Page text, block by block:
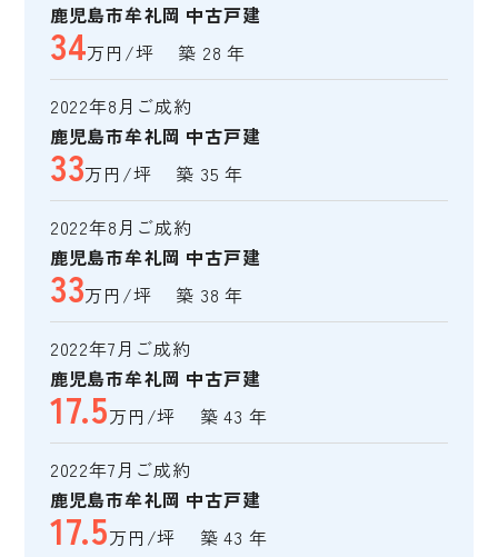
鹿児島市牟礼岡 中古戸建
34万円/坪 築 28 年
2022年8月ご成約
鹿児島市牟礼岡 中古戸建
33万円/坪 築 35 年
2022年8月ご成約
鹿児島市牟礼岡 中古戸建
33万円/坪 築 38 年
2022年7月ご成約
鹿児島市牟礼岡 中古戸建
17.5万円/坪 築 43 年
2022年7月ご成約
鹿児島市牟礼岡 中古戸建
17.5万円/坪 築 43 年